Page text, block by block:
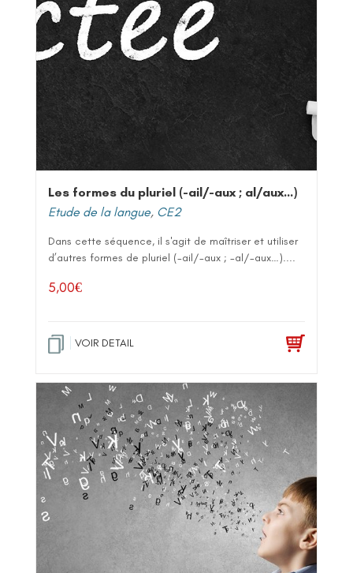
Les formes du pluriel (-ail/-aux ; al/aux…)
Etude de la langue, CE2
Dans cette séquence, il s'agit de maîtriser et utiliser
d’autres formes de pluriel (-ail/-aux ; -al/-aux…)....
5,00€
VOIR DETAIL